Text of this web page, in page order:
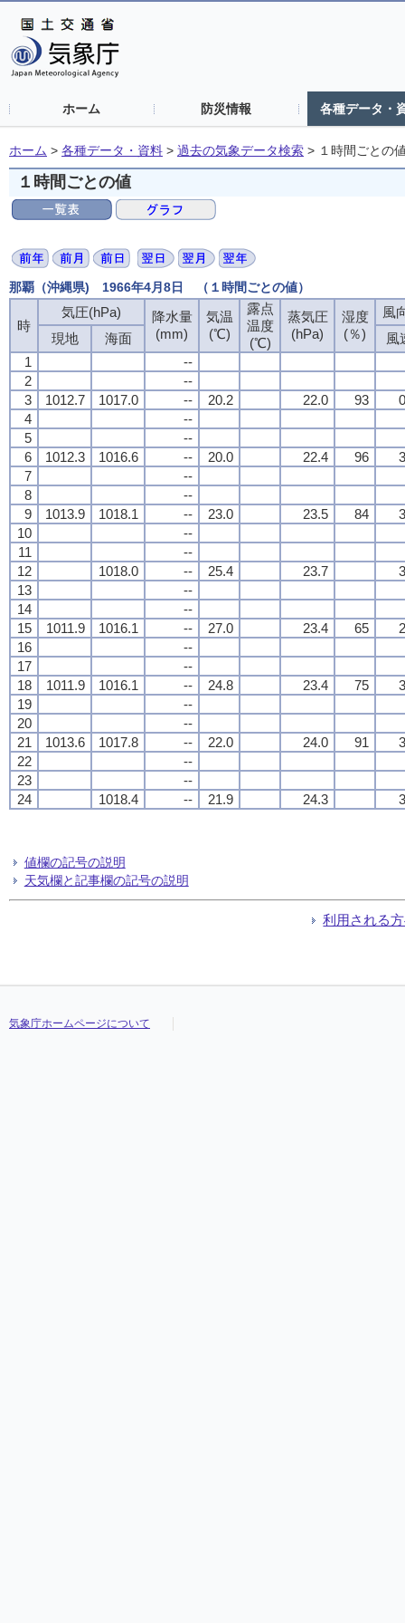
ホーム 防災情報 各種データ・
ホーム > 各種データ・資料 > 過去の気象データ検索 > １時間ごとの
１時間ごとの値
那覇（沖縄県) 1966年4月8日 （１時間ごとの値）
時
気圧(hPa)
降水量
(mm)
気温
(℃)
露点
温度
(℃)
蒸気圧
(hPa)
湿度
(％)
風
現地
海面
風
1
--
2
--
3
1012.7 1017.0 -- 20.2 22.0 93
4
--
5
--
6
1012.3 1016.6 -- 20.0 22.4 96
7
--
8
--
9
1013.9 1018.1 -- 23.0 23.5 84
10
--
11
--
12
1018.0 -- 25.4 23.7
13
--
14
--
15
1011.9 1016.1 -- 27.0 23.4 65
16
--
17
--
18
1011.9 1016.1 -- 24.8 23.4 75
19
--
20
--
21
1013.6 1017.8 -- 22.0 24.0 91
22
--
23
--
24
1018.4 -- 21.9 24.3
値欄の記号の説明
天気欄と記事欄の記号の説明
利用される
気象庁ホームページについて